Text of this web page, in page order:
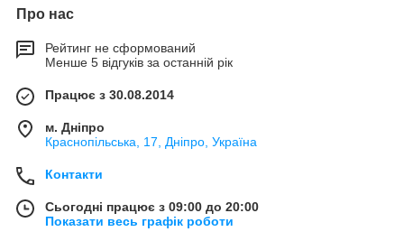
Про нас
Рейтинг не сформований
Менше 5 відгуків за останній рік
Працює з 30.08.2014
м. Дніпро
Краснопільська, 17, Дніпро, Україна
Контакти
Сьогодні працює з 09:00 до 20:00
Показати весь графік роботи